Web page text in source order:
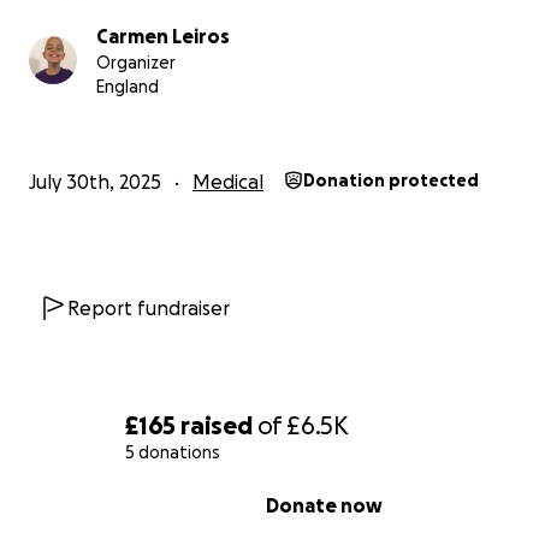
£165 raised of£6.5K
5 donations
Donate now
Carmen Leiros
Organizer
England
July 30th, 2025 Medical Donation protected
Report fundraiser